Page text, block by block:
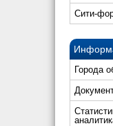
Сити-
Города